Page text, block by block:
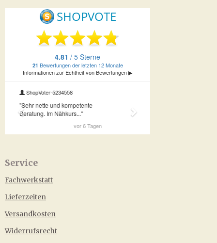
Service
Fachwerkstatt
Lieferzeiten
Versandkosten
Widerrufsrecht